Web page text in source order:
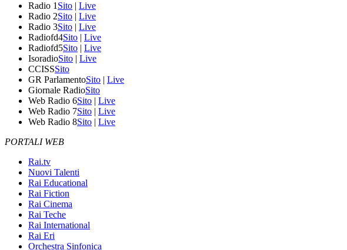
Radio 1 Sito | Live
Radio 2Sito | Live
Radio 3Sito | Live
Radiofd4Sito | Live
Radiofd5Sito | Live
IsoradioSito | Live
CCISSSito
GR ParlamentoSito | Live
Giornale RadioSito
Web Radio 6Sito | Live
Web Radio 7Sito | Live
Web Radio 8Sito | Live
PORTALI WEB
Rai.tv
Nuovi Talenti
Rai Educational
Rai Fiction
Rai Cinema
Rai Teche
Rai International
Rai Eri
Orchestra Sinfonica